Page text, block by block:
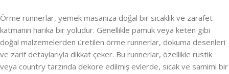
Örme runnerlar, yemek masanıza doğal bir sıcaklık ve zarafet
katmanın harika bir yoludur. Genellikle pamuk veya keten gibi
doğal malzemelerden üretilen örme runnerlar, dokuma desenleri
ve zarif detaylarıyla dikkat çeker. Bu runnerlar, özellikle rustik
veya country tarzında dekore edilmiş evlerde, sıcak ve samimi bir